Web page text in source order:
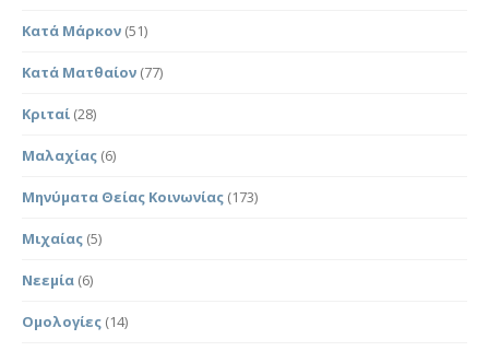
Κατά Μάρκον (51)
Κατά Ματθαίον (77)
Κριταί (28)
Μαλαχίας (6)
Μηνύματα Θείας Κοινωνίας (173)
Μιχαίας (5)
Νεεμία (6)
Ομολογίες (14)